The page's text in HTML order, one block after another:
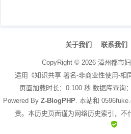
关于我们 联系我们
CopyRight © 2026漳州都市
适用《知识共享 署名-非商业性使用-相
页面加载时长：0.100 秒 数据库查询
Powered ByZ-BlogPHP . 本站和
责。本历史页面谨为网络历史索引，不